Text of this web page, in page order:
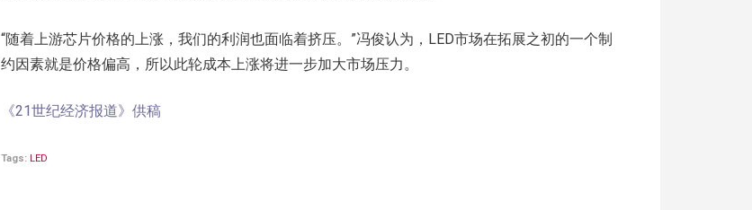
“随着上游芯片价格的上涨，我们的利润也面临着挤压。”冯俊认为，LED市场在拓展之初的一个制
约因素就是价格偏高，所以此轮成本上涨将进一步加大市场压力。
《21世纪经济报道》供稿
Tags: LED